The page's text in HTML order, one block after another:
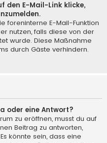
den E-Mail-Link klicke,
foreninterne E-Mail-Funktion
nutzen, falls diese von der
wurde. Diese Maßnahme
durch Gäste verhindern.
oder eine Antwort?
zu eröffnen, musst du auf
Beitrag zu antworten,
könnte sein, dass eine